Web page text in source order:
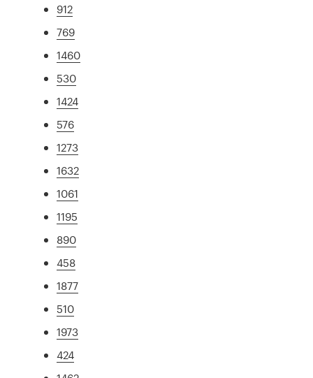
912
769
1460
530
1424
576
1273
1632
1061
1195
890
458
1877
510
1973
424